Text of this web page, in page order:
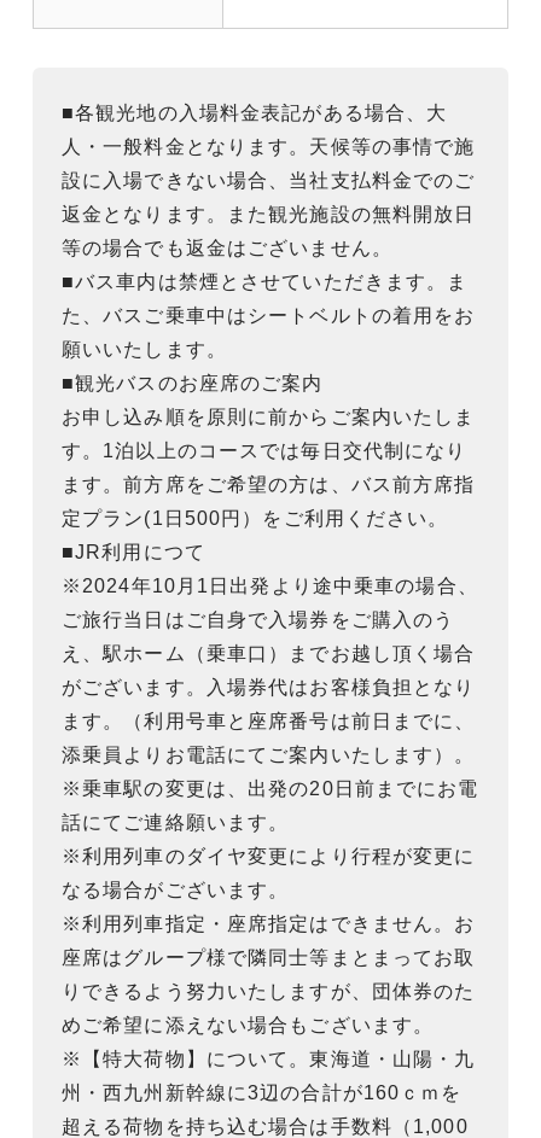
■各観光地の入場料金表記がある場合、大
人・一般料金となります。天候等の事情で施
設に入場できない場合、当社支払料金でのご
返金となります。また観光施設の無料開放日
等の場合でも返金はございません。
■バス車内は禁煙とさせていただきます。ま
た、バスご乗車中はシートベルトの着用をお
願いいたします。
■観光バスのお座席のご案内
お申し込み順を原則に前からご案内いたしま
す。1泊以上のコースでは毎日交代制になり
ます。前方席をご希望の方は、バス前方席指
定プラン(1日500円）をご利用ください。
■JR利用につて
※2024年10月1日出発より途中乗車の場合、
ご旅行当日はご自身で入場券をご購入のう
え、駅ホーム（乗車口）までお越し頂く場合
がございます。入場券代はお客様負担となり
ます。（利用号車と座席番号は前日までに、
添乗員よりお電話にてご案内いたします）。
※乗車駅の変更は、出発の20日前までにお電
話にてご連絡願います。
※利用列車のダイヤ変更により行程が変更に
なる場合がございます。
※利用列車指定・座席指定はできません。お
座席はグループ様で隣同士等まとまってお取
りできるよう努力いたしますが、団体券のた
めご希望に添えない場合もございます。
※【特大荷物】について。東海道・山陽・九
州・西九州新幹線に3辺の合計が160ｃｍを
超える荷物を持ち込む場合は手数料（1,000